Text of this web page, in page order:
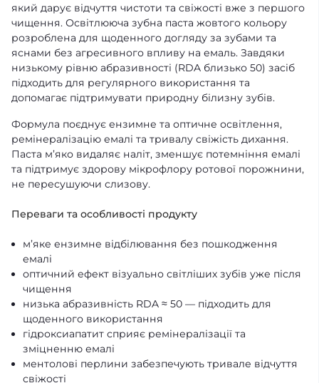
який дарує відчуття чистоти та свіжості вже з першого
чищення. Освітлююча зубна паста жовтого кольору
розроблена для щоденного догляду за зубами та
яснами без агресивного впливу на емаль. Завдяки
низькому рівню абразивності (RDA близько 50) засіб
підходить для регулярного використання та
допомагає підтримувати природну білизну зубів.
Формула поєднує ензимне та оптичне освітлення,
ремінералізацію емалі та тривалу свіжість дихання.
Паста м’яко видаляє наліт, зменшує потемніння емалі
та підтримує здорову мікрофлору ротової порожнини,
не пересушуючи слизову.
Переваги та особливості продукту
м’яке ензимне відбілювання без пошкодження
емалі
оптичний ефект візуально світліших зубів уже після
чищення
низька абразивність RDA ≈ 50 — підходить для
щоденного використання
гідроксиапатит сприяє ремінералізації та
зміцненню емалі
ментолові перлини забезпечують тривале відчуття
свіжості